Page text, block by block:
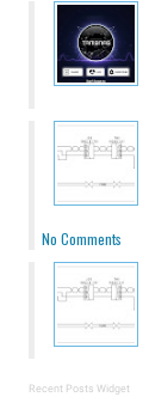
No Comments
Recent Posts Widget